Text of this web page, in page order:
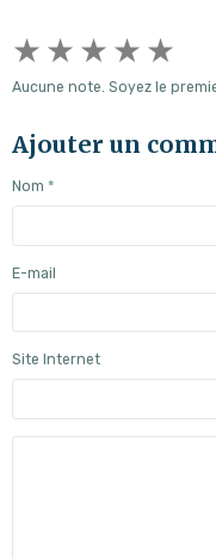
★ ★ ★ ★ ★
Aucune note. Soyez le
Ajouter un
Nom
E-mail
Site Internet